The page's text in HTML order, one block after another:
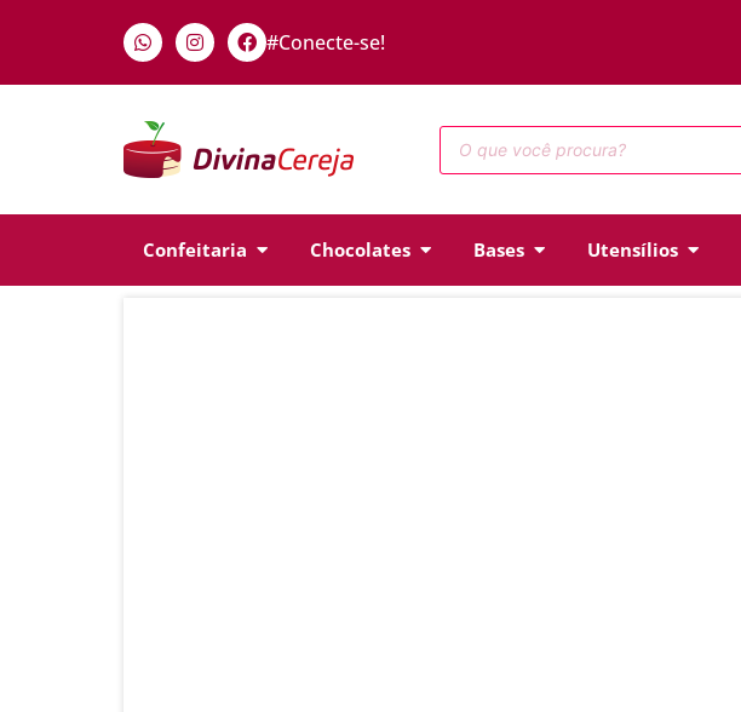
#Conecte-se!
Confeitaria Chocolates Bases Utensílios